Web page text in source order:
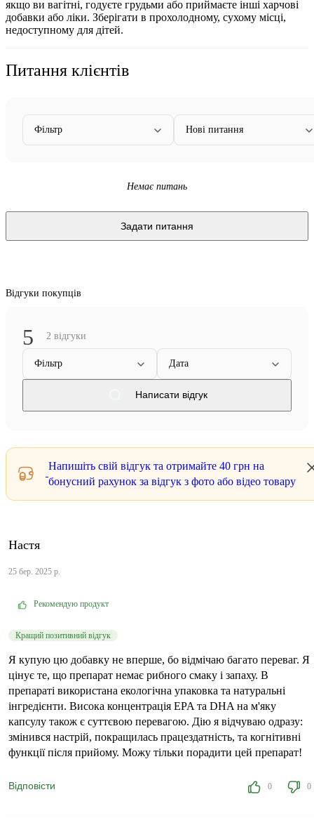
якщо ви вагітні, годуєте грудьми або приймаєте інші харчові
добавки або ліки. Зберігати в прохолодному, сухому місці,
недоступному для дітей.
Питання клієнтів
Фільтр Нові питання
Немає питань
Задати питання
Відгуки покупців
5 2 відгуки
Фільтр Дата
Написати відгук
Напишіть свій відгук та отримайте 40 грн на
бонусний рахунок за відгук з фото або відео товару
Настя
25 бер. 2025 р.
Рекомендую продукт
Кращий позитивний відгук
Я купую цю добавку не вперше, бо відмічаю багато переваг. Я
цінує те, що препарат немає рибного смаку і запаху. В
препараті використана екологічна упаковка та натуральні
інгредієнти. Висока концентрація EPA та DHA на м'яку
капсулу також є суттєвою перевагою. Дію я відчуваю одразу:
змінився настрій, покращилась працездатність, та когнітивні
функції після прийому. Можу тільки порадити цей препарат!
Відповісти 0 0